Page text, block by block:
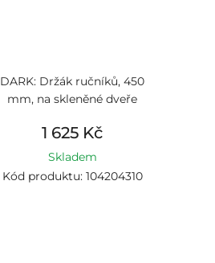
DARK: Držák ručníků, 450
mm, na skleněné dveře
1 625 Kč
Skladem
Kód produktu: 104204310